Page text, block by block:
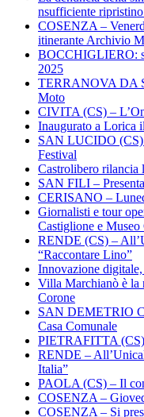
nsufficiente
COSENZA –
itinerante Archivio
BOCCHIGLIERO:
2025
TERRANOVA DA
Moto
CIVITA (CS) –
Inaugurato a Lorica
SAN LUCIDO (CS)
Festival
Castrolibero rilancia
SAN FILI –
CERISANO –
Giornalisti e tour
Castiglione e
RENDE (CS) –
“Raccontare Lino”
Innovazione
Villa Marchianò è la
Corone
SAN DEMETRIO
Casa Comunale
PIETRAFITTA
RENDE –
Italia”
PAOLA (CS) – Il
COSENZA –
COSENZA – Si